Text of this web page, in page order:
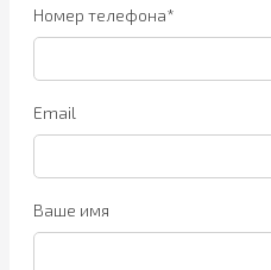
Номер телефона*
Email
Ваше имя